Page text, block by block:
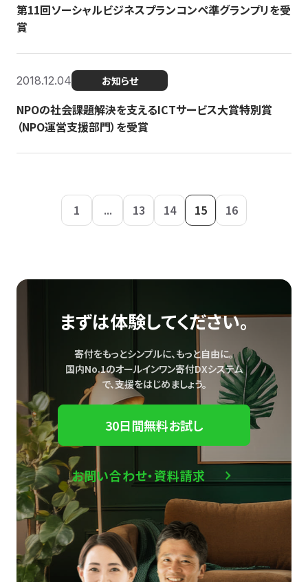
第11回ソーシャルビジネスプランコンペ準グランプリを受
賞
2018.12.04 お知らせ
NPOの社会課題解決を支えるICTサービス大賞特別賞
（NPO運営支援部門）を受賞
1 ... 13 14 15 16
まずは体験してください。
寄付をもっとシンプルに、もっと自由に。
国内No.1のオールインワン寄付DXシステム
で、支援をはじめましょう。
30日間無料お試し
お問い合わせ・資料請求